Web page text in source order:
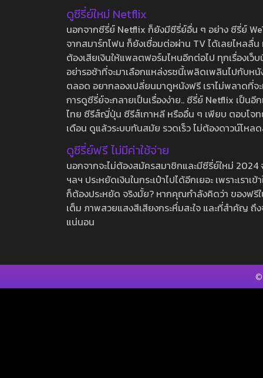
ดูซีรี่ย์ใหม่ Netflix
นอกจากซีรี่ย์ Netflix ก็ยังมีซีรี่ย์อื่น ๆ อย่าง ซีรี่ย์
จากสมาร์ทโฟน ก็ยังเชื่อมต่อผ่าน TV ได้เลยไหลลื่
ต้องเสียเงินให้แพลตฟอร์มไหนอีกต่อไป ทุกเรื่องเว็
อย่ารอช้าที่จะมาเลือกแหล่งรชนี้เพลิดเพลินไปกับห
ตลอด อยากลองเปลี่ยนมาดูหนังฟรี เราไม่พลาดที่
การดูซีรี่ย์จะกลายเป็นเรื่องง่าย.. ซีรี่ย์ Netflix เป็น
ไทย ซีรีส์ญี่ปุ่น ซีรีส์เกาหลี หรืออื่น ๆ เพียบ ตอบโจท
เดือน ดูแล้วระบบทันสมัย รวดเร็ว ไม่ต้องดาวน์โห
ดูซีรี่ย์ฟรี ไม่มีค่าใช้จ่าย
นอกจากจะไม่ต้องสมัครสมาชิกและมีซีรี่ย์ใหม่
ฯลฯ ประหยัดเงินในกระเป๋าไปได้อีกเยอะ เพราะเร
ก็ต้องประหยัด จริงมั้ย? หากคุณกำลังคิดว่า ของฟ
เต็ม ภาพสวยแสงสีเสียงกระหึ่มสะใจ และที่สำคัญ
แน่นอน
©